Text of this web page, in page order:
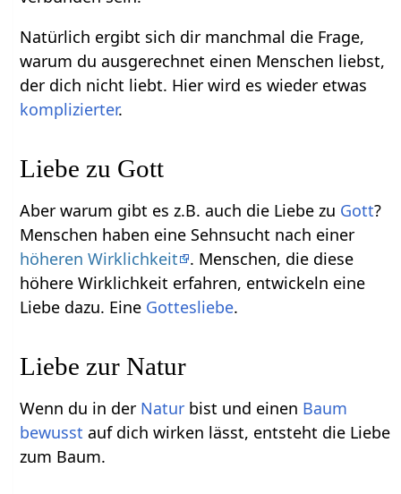
Natürlich ergibt sich dir manchmal die Frage,
warum du ausgerechnet einen Menschen liebst,
der dich nicht liebt. Hier wird es wieder etwas
komplizierter.
Liebe zu Gott
Aber warum gibt es z.B. auch die Liebe zu Gott?
Menschen haben eine Sehnsucht nach einer
höheren Wirklichkeit
. Menschen, die diese
höhere Wirklichkeit erfahren, entwickeln eine
Liebe dazu. Eine Gottesliebe.
Liebe zur Natur
Wenn du in der Natur bist und einen Baum
bewusst auf dich wirken lässt, entsteht die Liebe
zum Baum.